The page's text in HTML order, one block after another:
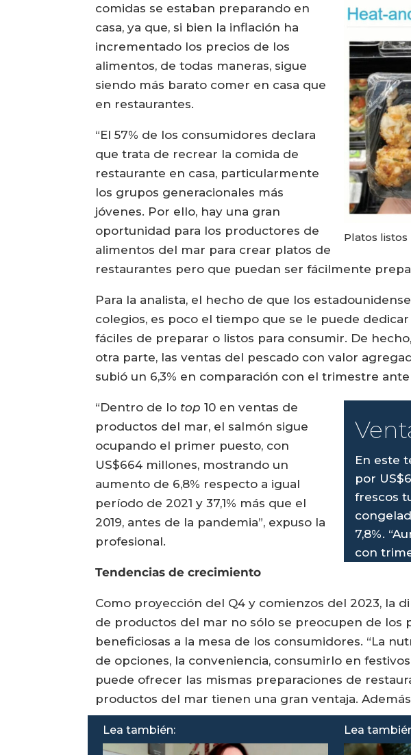
Platos
comidas se estaban preparando en
casa, ya que, si bien la inflación ha
incrementado los precios de los
alimentos, de todas maneras, sigue
siendo más barato comer en casa que
en restaurantes.
“El 57% de los consumidores declara
que trata de recrear la comida de
restaurante en casa, particularmente
los grupos generacionales más
jóvenes. Por ello, hay una gran
oportunidad para los productores de
alimentos del mar para crear platos de
restaurantes pero que puedan ser fácilmente
Para la analista, el hecho de que los
colegios, es poco el tiempo que se le puede
fáciles de preparar o listos para consumir. De
otra parte, las ventas del pescado con valor
subió un 6,3% en comparación con el trimestre
En este
por
frescos
7,8%.
con
“Dentro de lo top 10 en ventas de
productos del mar, el salmón sigue
ocupando el primer puesto, con
US$664 millones, mostrando un
aumento de 6,8% respecto a igual
período de 2021 y 37,1% más que el
2019, antes de la pandemia”, expuso la
profesional.
Tendencias de crecimiento
Como proyección del Q4 y comienzos del 2023, la
de productos del mar no sólo se preocupen de los
beneficiosas a la mesa de los consumidores. “La
de opciones, la conveniencia, consumirlo en
puede ofrecer las mismas preparaciones de
productos del mar tienen una gran ventaja.
Lea también: Lea